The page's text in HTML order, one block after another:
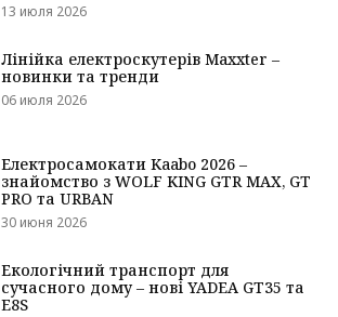
13 июля 2026
Лінійка електроскутерів Maxxter –
новинки та тренди
06 июля 2026
Електросамокати Kaabo 2026 –
знайомство з WOLF KING GTR MAX, GT
PRO та URBAN
30 июня 2026
Екологічний транспорт для
сучасного дому – нові YADEA GT35 та
E8S